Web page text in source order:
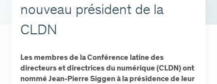
nouveau président de la
CLDN
Les membres de la Conférence latine des
directeurs et directrices du numérique (CLDN) ont
nommé Jean-Pierre Siggen à la présidence de leur